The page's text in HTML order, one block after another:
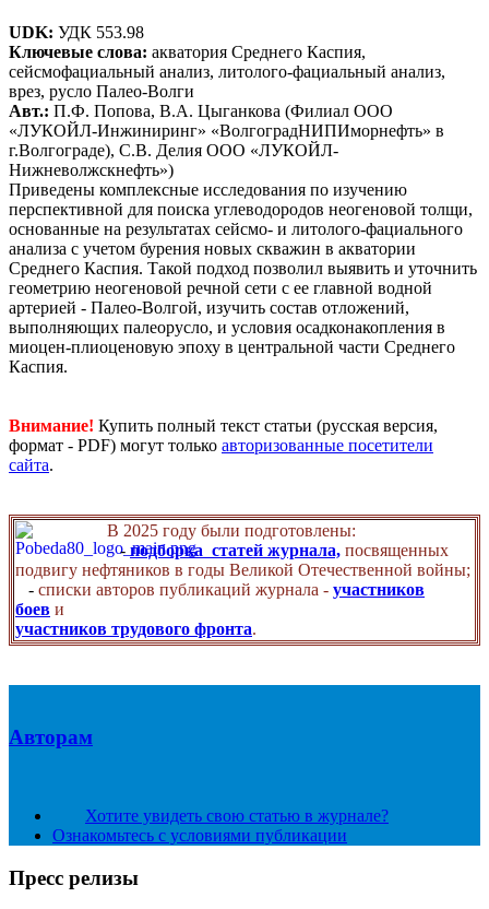
UDK: УДК 553.98
Ключевые слова: акватория Среднего Каспия,
сейсмофациальный анализ, литолого-фациальный анализ,
врез, русло Палео-Волги
Авт.: П.Ф. Попова, В.А. Цыганкова (Филиал ООО
«ЛУКОЙЛ-Инжиниринг» «ВолгоградНИПИморнефть» в
г.Волгограде), С.В. Делия ООО «ЛУКОЙЛ-
Нижневолжскнефть»)
Приведены комплексные исследования по изучению
перспективной для поиска углеводородов неогеновой толщи,
основанные на результатах сейсмо- и литолого-фациального
анализа с учетом бурения новых скважин в акватории
Среднего Каспия. Такой подход позволил выявить и уточнить
геометрию неогеновой речной сети с ее главной водной
артерией - Палео-Волгой, изучить состав отложений,
выполняющих палеорусло, и условия осадконакопления в
миоцен-плиоценовую эпоху в центральной части Среднего
Каспия.
Внимание! Купить полный текст статьи (русская версия,
формат - PDF) могут только авторизованные посетители
сайта.
В 2025 году были подготовлены:
- подборка статей журнала, посвященных
подвигу нефтяников в годы Великой Отечественной войны;
- списки авторов публикаций журнала - участников
боев и
участников трудового фронта.
Авторам
Хотите увидеть свою статью в журнале?
Ознакомьтесь с условиями публикации
Пресс релизы